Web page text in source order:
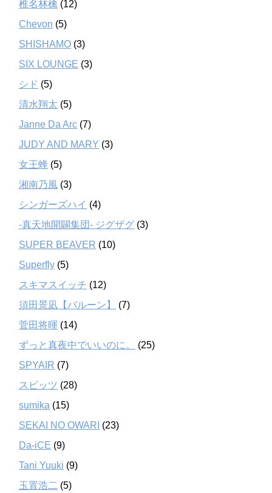
椎名林檎 (12)
Chevon (5)
SHISHAMO (3)
SIX LOUNGE (3)
シド (5)
清水翔太 (5)
Janne Da Arc (7)
JUDY AND MARY (3)
女王蜂 (5)
湘南乃風 (3)
シンガーズハイ (4)
-真天地開闢集団- ジグザグ (3)
SUPER BEAVER (10)
Superfly (5)
スキマスイッチ (12)
須田景凪【バルーン】
(7)
菅田将暉 (14)
ずっと真夜中でいいのに。
(25)
SPYAIR (7)
スピッツ (28)
sumika (15)
SEKAI NO OWARI (23)
Da-iCE (9)
Tani Yuuki (9)
玉置浩二 (5)